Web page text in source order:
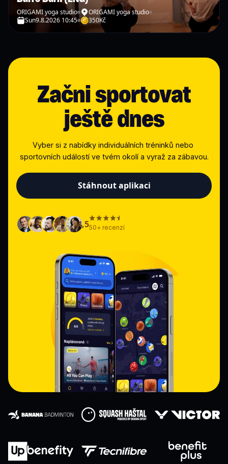
ORIGAMI yoga studio
ORIGAMI yoga studio
Sun9.8.2026 10:45 350Kč
Začni sportovat
ještě dnes
Vyber si z nabídky individuálních tréninků nebo
sportovních událostí ve tvém okolí a vyraž za zábavou.
Stáhnout aplikaci
4,550+ recenzí